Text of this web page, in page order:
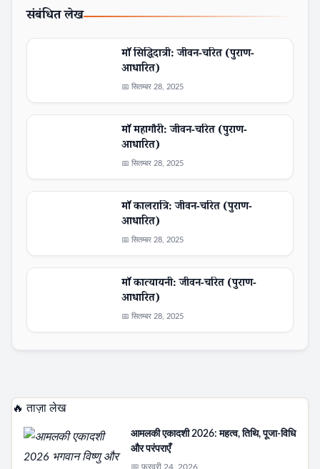
संबंधित लेख
माँ सिद्धिदात्री: जीवन-चरित (पुराण-
आधारित)
📅 सितम्बर 28, 2025
माँ महागौरी: जीवन-चरित (पुराण-
आधारित)
📅 सितम्बर 28, 2025
माँ कालरात्रि: जीवन-चरित (पुराण-
आधारित)
📅 सितम्बर 28, 2025
माँ कात्यायनी: जीवन-चरित (पुराण-
आधारित)
📅 सितम्बर 28, 2025
🔥 ताज़ा लेख
आमलकी एकादशी 2026: महत्व, तिथि, पूजा-विधि
और परंपराएँ
📅 फ़रवरी 24, 2026